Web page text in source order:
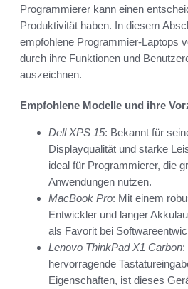
Programmierer kann einen
Produktivität haben. In diesem
empfohlene Programmier-Laptops
durch ihre Funktionen und
auszeichnen.
Empfohlene Modelle und ihre
Dell XPS 15: Bekannt für
Displayqualität und starke
ideal für Programmierer, die
Anwendungen nutzen.
MacBook Pro: Mit einem
Entwickler und langer
als Favorit bei
Lenovo ThinkPad X1 Carbon:
hervorragende
Eigenschaften, ist dieses